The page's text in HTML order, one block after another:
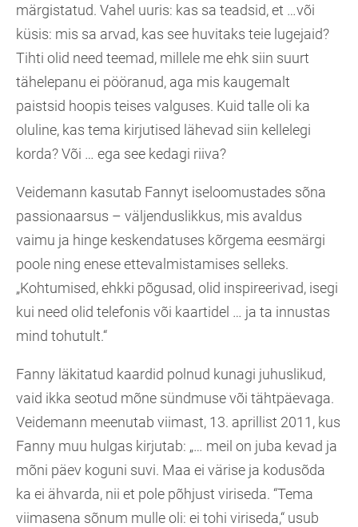
märgistatud. Vahel uuris: kas sa teadsid, et …või
küsis: mis sa arvad, kas see huvitaks teie lugejaid?
Tihti olid need teemad, millele me ehk siin suurt
tähelepanu ei pööranud, aga mis kaugemalt
paistsid hoopis teises valguses. Kuid talle oli ka
oluline, kas tema kirjutised lähevad siin kellelegi
korda? Või … ega see kedagi riiva?
Veidemann kasutab Fannyt iseloomustades sõna
passionaarsus – väljenduslikkus, mis avaldus
vaimu ja hinge keskendatuses kõrgema eesmärgi
poole ning enese ettevalmistamises selleks.
„Kohtumised, ehkki põgusad, olid inspireerivad, isegi
kui need olid telefonis või kaartidel … ja ta innustas
mind tohutult.“
Fanny läkitatud kaardid polnud kunagi juhuslikud,
vaid ikka seotud mõne sündmuse või tähtpäevaga.
Veidemann meenutab viimast, 13. aprillist 2011, kus
Fanny muu hulgas kirjutab: „… meil on juba kevad ja
mõni päev koguni suvi. Maa ei värise ja kodusõda
ka ei ähvarda, nii et pole põhjust viriseda. “Tema
viimasena sõnum mulle oli: ei tohi viriseda,“ usub